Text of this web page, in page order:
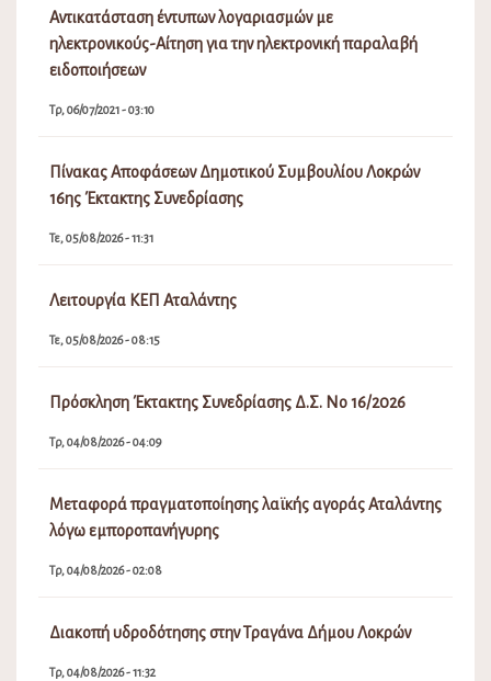
Αντικατάσταση έντυπων λογαριασμών με
ηλεκτρονικούς-Αίτηση για την ηλεκτρονική παραλαβή
ειδοποιήσεων
Τρ, 06/07/2021 - 03:10
Πίνακας Αποφάσεων Δημοτικού Συμβουλίου Λοκρών
16ης Έκτακτης Συνεδρίασης
Τε, 05/08/2026 - 11:31
Λειτουργία ΚΕΠ Αταλάντης
Τε, 05/08/2026 - 08:15
Πρόσκληση Έκτακτης Συνεδρίασης Δ.Σ. Νο 16/2026
Τρ, 04/08/2026 - 04:09
Μεταφορά πραγματοποίησης λαϊκής αγοράς Αταλάντης
λόγω εμποροπανήγυρης
Τρ, 04/08/2026 - 02:08
Διακοπή υδροδότησης στην Τραγάνα Δήμου Λοκρών
Τρ, 04/08/2026 - 11:32